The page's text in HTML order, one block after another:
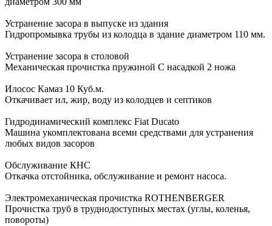
Устранение засора в выпуске из здания
Гидропромывка трубы из колодца в здание диаметром 110 мм.
Устранение засора в столовой
Механическая прочистка пружиной С насадкой 2 ножа
Илосос Камаз 10 Куб.м.
Откачивает ил, жир, воду из колодцев и септиков
Гидродинамический комплекс Fiat Ducato
Машина укомплектована всеми средствами для устранения
любых видов засоров
Обслуживание КНС
Откачка отстойника, обслуживание и ремонт насоса.
Электромеханическая прочистка ROTHENBERGER
Прочистка труб в труднодоступных местах (углы, коленья,
повороты)